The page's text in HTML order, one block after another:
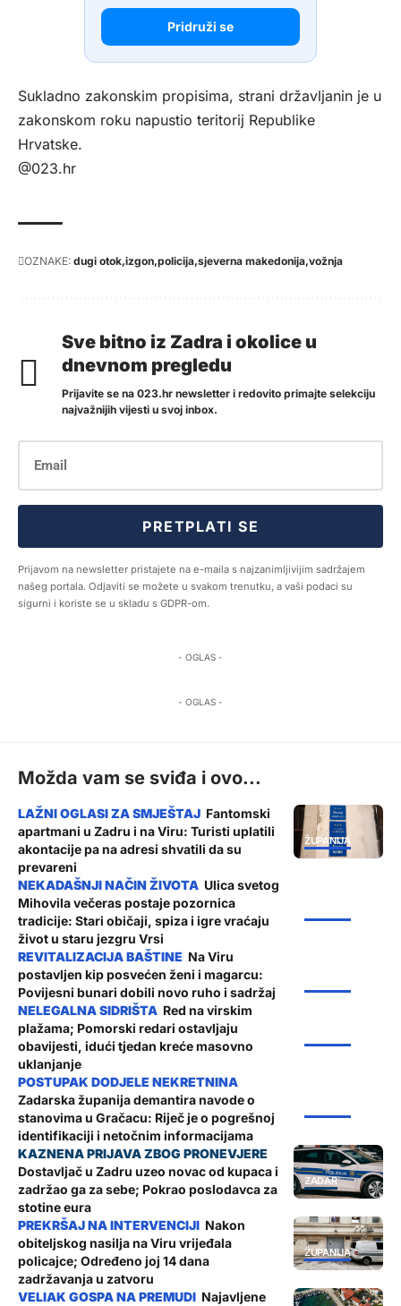
Pridruži se
Sukladno zakonskim propisima, strani državljanin je u
zakonskom roku napustio teritorij Republike
Hrvatske.
@023.hr
OZNAKE: dugi otok izgon policija sjeverna makedonija vožnja
Sve bitno iz Zadra i okolice u
dnevnom pregledu
Prijavite se na 023.hr newsletter i redovito primajte selekciju
najvažnijih vijesti u svoj inbox.
PRETPLATI SE
Prijavom na newsletter pristajete na e-maila s najzanimljivijim sadržajem
našeg portala. Odjaviti se možete u svakom trenutku, a vaši podaci su
sigurni i koriste se u skladu s GDPR-om.
- OGLAS -
- OGLAS -
Možda vam se sviđa i ovo...
ŽUPANIJA
Fantomski
apartmani u Zadru i na Viru: Turisti uplatili
akontacije pa na adresi shvatili da su
prevareni
Ulica svetog
Mihovila večeras postaje pozornica
tradicije: Stari običaji, spiza i igre vraćaju
život u staru jezgru Vrsi
Na Viru
postavljen kip posvećen ženi i magarcu:
Povijesni bunari dobili novo ruho i sadržaj
Red na virskim
plažama; Pomorski redari ostavljaju
obavijesti, idući tjedan kreće masovno
uklanjanje
Zadarska županija demantira navode o
stanovima u Gračacu: Riječ je o pogrešnoj
identifikaciji i netočnim informacijama
ZADAR
Dostavljač u Zadru uzeo novac od kupaca i
zadržao ga za sebe; Pokrao poslodavca za
stotine eura
ŽUPANIJA
Nakon
obiteljskog nasilja na Viru vrijeđala
policajce; Određeno joj 14 dana
zadržavanja u zatvoru
Najavljene